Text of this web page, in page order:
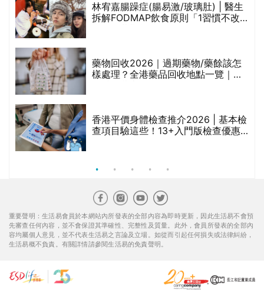
林宥嘉腸躁症(腸易激/玻璃肚) | 醫生
拆解FODMAP飲食原則「1習慣不改
藥物回收2026｜過期藥物/藥餘該怎
樣處理？全港藥品回收地點一覽｜屈
香港平價身體檢查推介2026 | 基本檢
查項目驗這些！13+入門版檢查優惠
重要聲明：生活易會員於本網站內所發表的全部內容為即時更新，因此生活易不會預
先審查任何內容，並不會保證其準確性、完整性及質量。此外，會員所發表的全部內
容均屬個人意見，並不代表生活易之言論及立場。如從而引起任何損失或法律糾紛，
生活易概不負責。有關詳情請參閱生活易的免責聲明。